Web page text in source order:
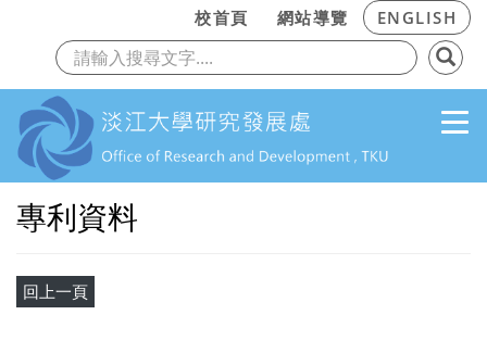
跳到主要內容
校首頁 網站導覽 ENGLISH
上一頁
專利資料